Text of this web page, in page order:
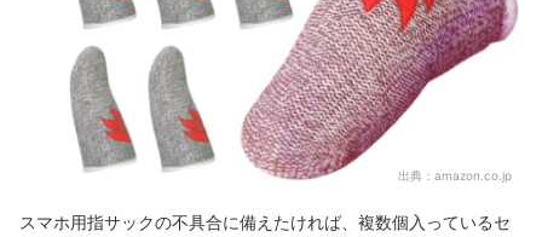
出典： amazon.co.jp
スマホ用指サックの不具合に備えたければ、複数個入っているセ